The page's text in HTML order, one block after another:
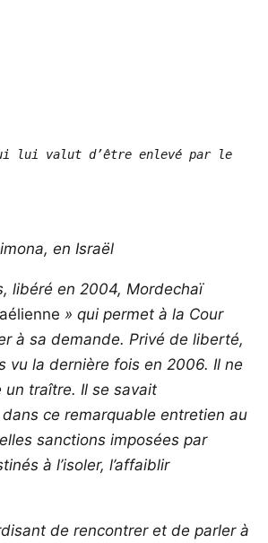
lui valut d’être enlevé par le
en Israël
libéré en 2004, Mordechaï
» qui permet à la Cour
à sa demande. Privé de liberté,
vu la dernière fois en 2006. Il ne
un traître. Il se savait
ce remarquable entretien au
sanctions imposées par
à l’isoler, l’affaiblir
de rencontrer et de parler à